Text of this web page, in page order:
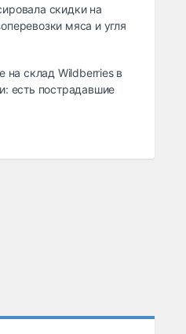
скидки на
мяса и угля
на склад Wildberries в
есть пострадавшие